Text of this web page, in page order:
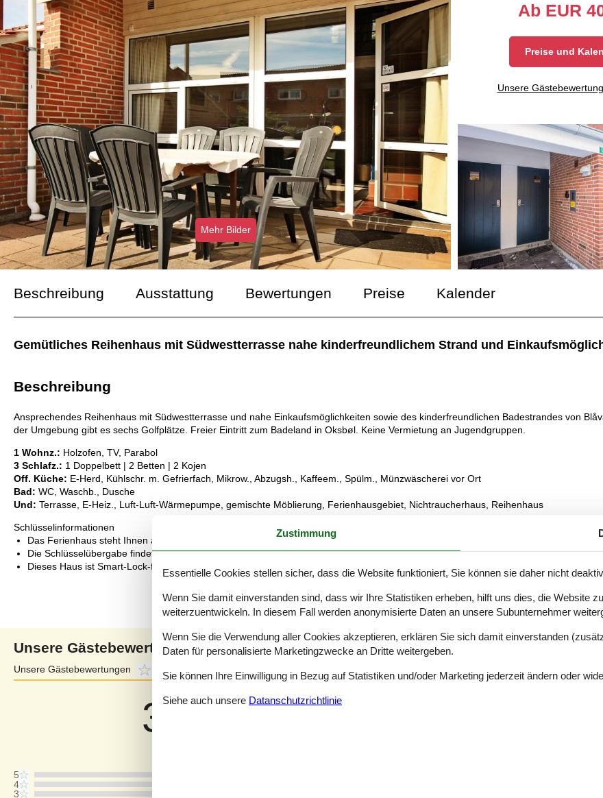
Mehr Bilder
Ab EUR
Preise und
Unsere
Beschreibung Ausstattung Bewertungen Preise Kalender
Gemütliches Reihenhaus mit Südwestterrasse nahe kinderfreundlichem Strand und
Beschreibung
Ansprechendes Reihenhaus mit Südwestterrasse und nahe Einkaufsmöglichkeiten sowie des kinderfreundlichen Badestrandes von
der Umgebung gibt es sechs Golfplätze. Freier Eintritt zum Badeland in Oksbøl. Keine Vermietung an Jugendgruppen.
1 Wohnz.: Holzofen, TV, Parabol
3 Schlafz.: 1 Doppelbett | 2 Betten | 2 Kojen
Off. Küche: E-Herd, Kühlschr. m. Gefrierfach, Mikrow., Abzugsh., Kaffeem., Spülm., Münzwäscherei vor Ort
Bad: WC, Waschb., Dusche
Und: Terrasse, E-Heiz., Luft-Luft-Wärmepumpe, gemischte Möblierung, Ferienhausgebiet, Nichtraucherhaus, Reihenhaus
Schlüsselinformationen
Das Ferienhaus steht Ihnen am Anreisetag ab 16:00 Uhr zur Verfügung.
Die Schlüsselübergabe findet am Haus statt.
Dieses Haus ist Smart-Lock-fähig
Unsere Gästebewertungen
Unsere Gästebewertungen
3,6
5
4
3
Zustimmung
Essentielle Cookies stellen sicher, dass die Website funktioniert, Sie können sie daher nicht
Wenn Sie damit einverstanden sind, dass wir Ihre Statistiken erheben, hilft uns dies, die Website
weiterzuentwickeln. In diesem Fall werden anonymisierte Daten an unsere Subunternehmer
Wenn Sie die Verwendung aller Cookies akzeptieren, erklären Sie sich damit einverstanden
Daten für personalisierte Marketingzwecke an Dritte weitergeben.
Sie können Ihre Einwilligung in Bezug auf Statistiken und/oder Marketing jederzeit ändern oder
Siehe auch unsere Datanschutzrichtlinie